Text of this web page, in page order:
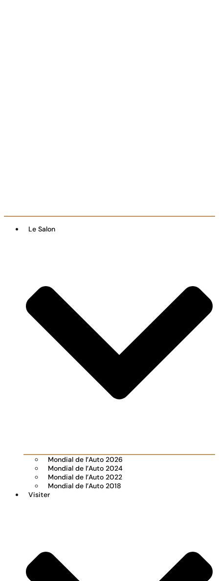
Le Salon
Mondial de l’Auto 2026
Mondial de l’Auto 2024
Mondial de l’Auto 2022
Mondial de l’Auto 2018
Visiter